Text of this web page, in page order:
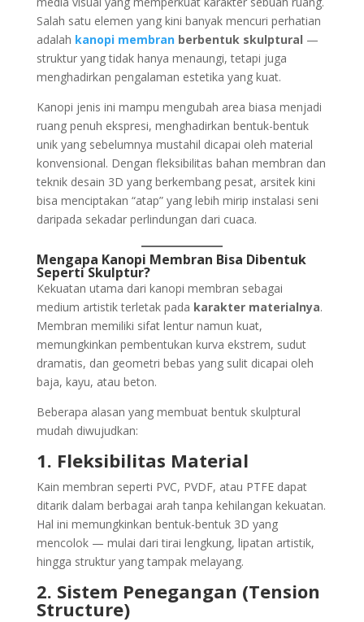
Salah satu elemen yang kini banyak mencuri perhatian
adalah kanopi membranberbentuk skulptural —
struktur yang tidak hanya menaungi, tetapi juga
menghadirkan pengalaman estetika yang kuat.
Kanopi jenis ini mampu mengubah area biasa menjadi
ruang penuh ekspresi, menghadirkan bentuk-bentuk
unik yang sebelumnya mustahil dicapai oleh material
konvensional. Dengan fleksibilitas bahan membran dan
teknik desain 3D yang berkembang pesat, arsitek kini
bisa menciptakan “atap” yang lebih mirip instalasi seni
daripada sekadar perlindungan dari cuaca.
Mengapa Kanopi Membran Bisa Dibentuk
Seperti Skulptur?
Kekuatan utama dari kanopi membran sebagai
medium artistik terletak pada karakter materialnya.
Membran memiliki sifat lentur namun kuat,
memungkinkan pembentukan kurva ekstrem, sudut
dramatis, dan geometri bebas yang sulit dicapai oleh
baja, kayu, atau beton.
Beberapa alasan yang membuat bentuk skulptural
mudah diwujudkan:
1. Fleksibilitas Material
Kain membran seperti PVC, PVDF, atau PTFE dapat
ditarik dalam berbagai arah tanpa kehilangan kekuatan.
Hal ini memungkinkan bentuk-bentuk 3D yang
mencolok — mulai dari tirai lengkung, lipatan artistik,
hingga struktur yang tampak melayang.
2. Sistem Penegangan (Tension
Structure)